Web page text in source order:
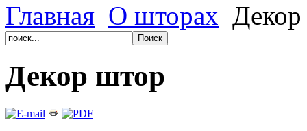
Главная О шторах
Декор штор